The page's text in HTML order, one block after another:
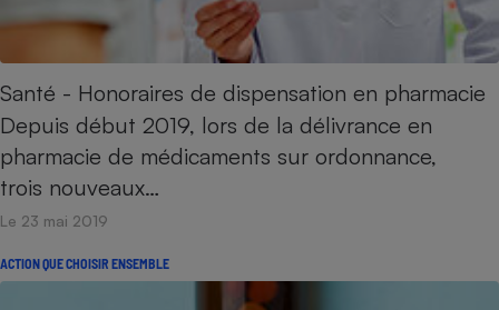
Santé - Honoraires de dispensation en pharmacie
Depuis début 2019, lors de la délivrance en
pharmacie de médicaments sur ordonnance,
trois nouveaux…
Le 23 mai 2019
ACTION QUE CHOISIR ENSEMBLE